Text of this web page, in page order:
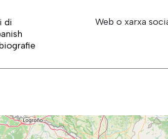
di
Web o xarxa